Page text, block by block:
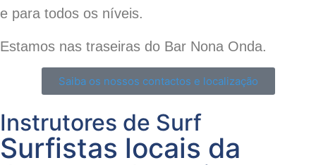
e para todos os níveis.
Estamos nas traseiras do Bar Nona Onda.
Saiba os nossos contactos e localização
Instrutores de Surf
Surfistas locais da